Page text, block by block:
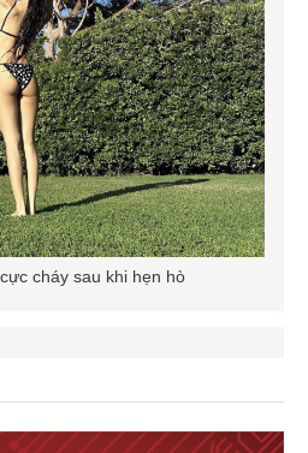
cháy sau khi hẹn hò